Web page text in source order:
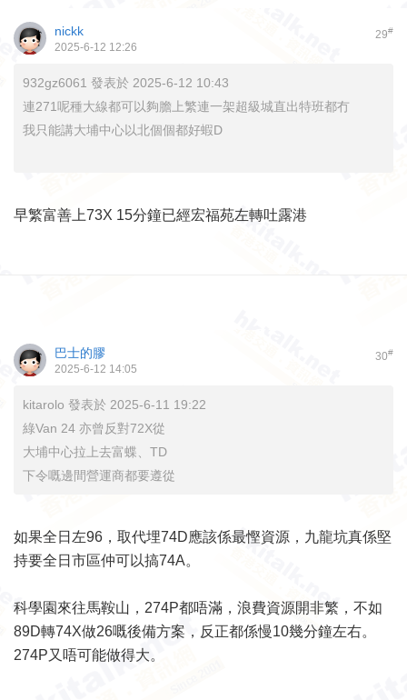
29#
nickk
2025-6-12 12:26
932gz6061 發表於 2025-6-12 10:43
連271呢種大線都可以夠膽上繁連一架超級城直出特班都冇
我只能講大埔中心以北個個都好蝦D
早繁富善上73X 15分鐘已經宏福苑左轉吐露港
30#
巴士的膠
2025-6-12 14:05
kitarolo 發表於 2025-6-11 19:22
綠Van 24 亦曾反對72X從
大埔中心拉上去富蝶、TD
下令嘅邊間營運商都要遵從
如果全日左96，取代埋74D應該係最慳資源，九龍坑真係堅
持要全日市區仲可以搞74A。
科學園來往馬鞍山，274P都唔滿，浪費資源開非繁，不如
89D轉74X做26嘅後備方案，反正都係慢10幾分鐘左右。
274P又唔可能做得大。